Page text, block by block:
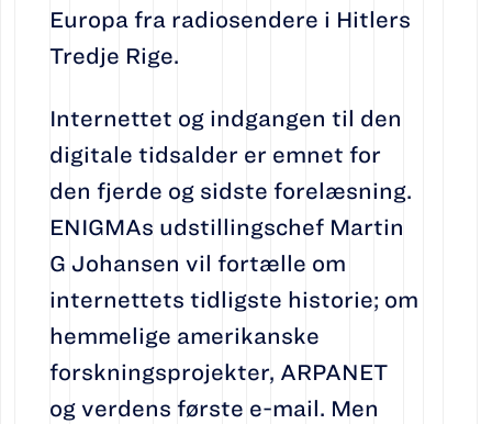
Europa fra radiosendere i Hitlers
Tredje Rige.
Internettet og indgangen til den
digitale tidsalder er emnet for
den fjerde og sidste forelæsning.
ENIGMAs udstillingschef Martin
G Johansen vil fortælle om
internettets tidligste historie; om
hemmelige amerikanske
forskningsprojekter, ARPANET
og verdens første e-mail. Men